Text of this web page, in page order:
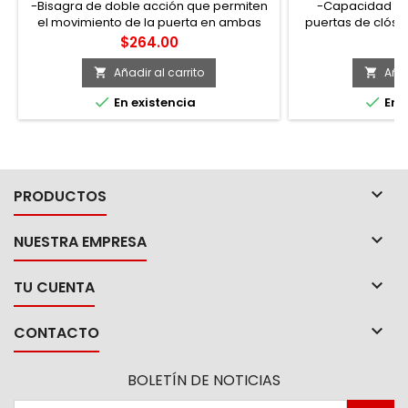
-Bisagra de doble acción que permiten
el movimiento de la puerta en ambas
direcciones. -Fabricadas en acero
inoxidable -Contiene tornillos para
instalación
Precio
$264.00
 Añadir al carrito
 En existencia
-Capacidad
puertas de
de acero
galvanizado.
rápido en
los rieles RIALT2,

 En
PRODUCTOS 
NUESTRA EMPRESA 
TU CUENTA 
CONTACTO 
BOLETÍN DE NOTICIAS